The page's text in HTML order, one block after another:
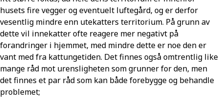
husets fire vegger og eventuelt luftegård, og er derfor
vesentlig mindre enn utekatters territorium. På grunn av
dette vil innekatter ofte reagere mer negativt på
forandringer i hjemmet, med mindre dette er noe den er
vant med fra kattungetiden. Det finnes også omtrentlig like
mange råd mot urensligheten som grunner for den, men
det finnes et par råd som kan både forebygge og behandle
problemet;